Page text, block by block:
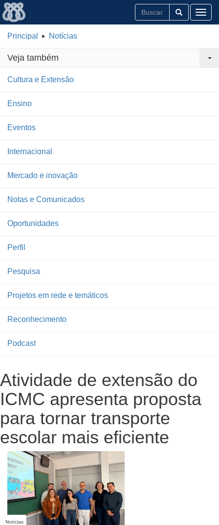
Principal Notícias
Veja também
Cultura e Extensão
Ensino
Eventos
Internacional
Mercado e inovação
Notas e Comunicados
Oportunidades
Perfil
Pesquisa
Projetos em rede e temáticos
Reconhecimento
Podcast
Atividade de extensão do
ICMC apresenta proposta
para tornar transporte
escolar mais eficiente
Notícias